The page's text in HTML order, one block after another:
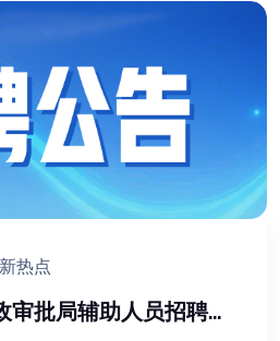
热点
苏州工业园区行政审批局辅助人员招聘简章（4人）